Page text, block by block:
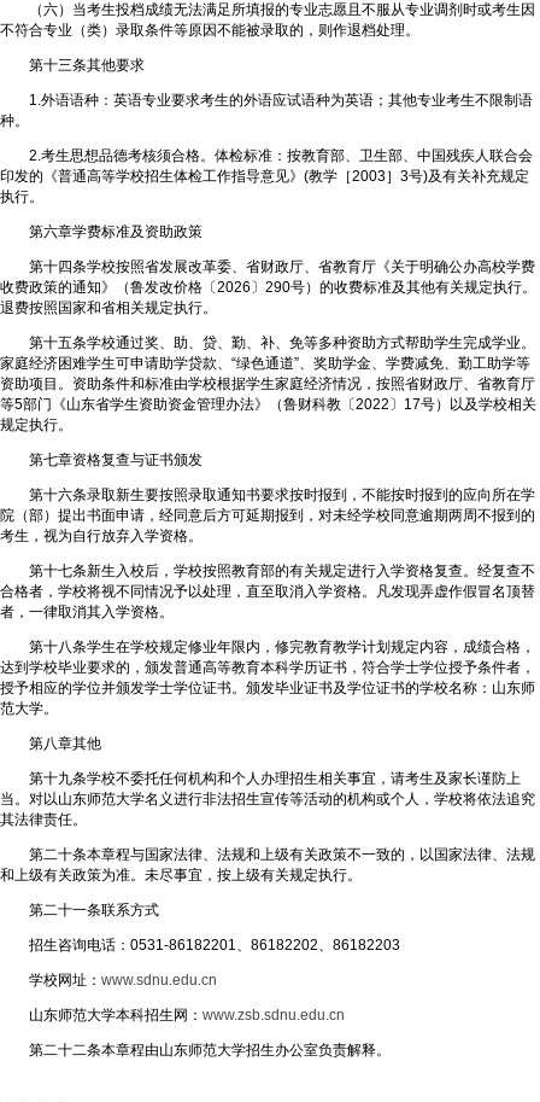
（六）当考生投档成绩无法满足所填报的专业志愿且不服从专业调剂时或考生因
不符合专业（类）录取条件等原因不能被录取的，则作退档处理。
第十三条其他要求
1.外语语种：英语专业要求考生的外语应试语种为英语；其他专业考生不限制语
种。
2.考生思想品德考核须合格。体检标准：按教育部、卫生部、中国残疾人联合会
印发的《普通高等学校招生体检工作指导意见》(教学［2003］3号)及有关补充规定
执行。
第六章学费标准及资助政策
第十四条学校按照省发展改革委、省财政厅、省教育厅《关于明确公办高校学费
收费政策的通知》（鲁发改价格〔2026〕290号）的收费标准及其他有关规定执行。
退费按照国家和省相关规定执行。
第十五条学校通过奖、助、贷、勤、补、免等多种资助方式帮助学生完成学业。
家庭经济困难学生可申请助学贷款、“绿色通道”、奖助学金、学费减免、勤工助学等
资助项目。资助条件和标准由学校根据学生家庭经济情况，按照省财政厅、省教育厅
等5部门《山东省学生资助资金管理办法》（鲁财科教〔2022〕17号）以及学校相关
规定执行。
第七章资格复查与证书颁发
第十六条录取新生要按照录取通知书要求按时报到，不能按时报到的应向所在学
院（部）提出书面申请，经同意后方可延期报到，对未经学校同意逾期两周不报到的
考生，视为自行放弃入学资格。
第十七条新生入校后，学校按照教育部的有关规定进行入学资格复查。经复查不
合格者，学校将视不同情况予以处理，直至取消入学资格。凡发现弄虚作假冒名顶替
者，一律取消其入学资格。
第十八条学生在学校规定修业年限内，修完教育教学计划规定内容，成绩合格，
达到学校毕业要求的，颁发普通高等教育本科学历证书，符合学士学位授予条件者，
授予相应的学位并颁发学士学位证书。颁发毕业证书及学位证书的学校名称：山东师
范大学。
第八章其他
第十九条学校不委托任何机构和个人办理招生相关事宜，请考生及家长谨防上
当。对以山东师范大学名义进行非法招生宣传等活动的机构或个人，学校将依法追究
其法律责任。
第二十条本章程与国家法律、法规和上级有关政策不一致的，以国家法律、法规
和上级有关政策为准。未尽事宜，按上级有关规定执行。
第二十一条联系方式
招生咨询电话：0531-86182201、86182202、86182203
学校网址： www.sdnu.edu.cn
山东师范大学本科招生网： www.zsb.sdnu.edu.cn
第二十二条本章程由山东师范大学招生办公室负责解释。